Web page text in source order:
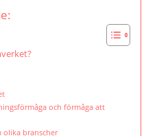
och förmåga att
branscher